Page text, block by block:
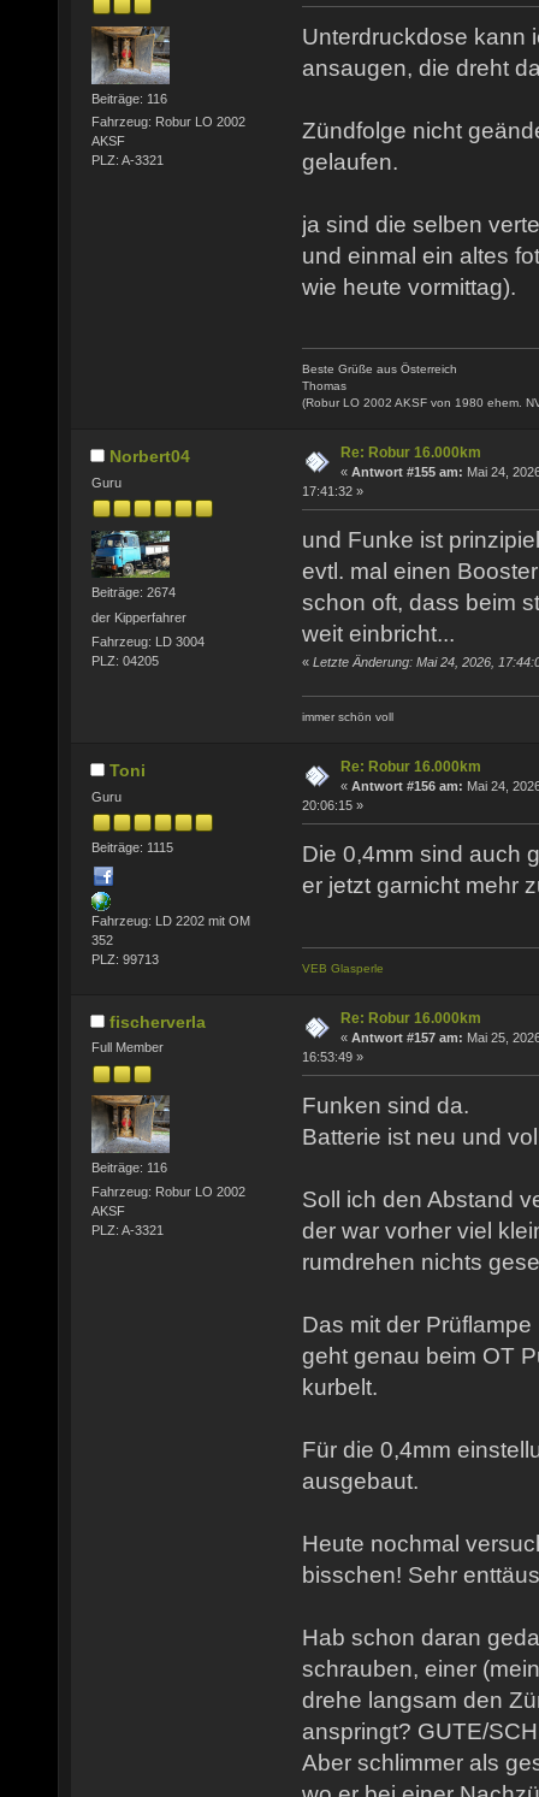
Beiträge: 116
Fahrzeug: Robur LO 2002
AKSF
PLZ: A-3321
Unterdruckdose kann
ansaugen, die dreht
Zündfolge nicht
gelaufen.
ja sind die selben
und einmal ein altes
wie heute vormittag).
Beste Grüße aus Österreich
Thomas
(Robur LO 2002 AKSF von 1980 ehem.
Norbert04
Guru
Beiträge: 2674
der Kipperfahrer
Fahrzeug: LD 3004
PLZ: 04205
Re: Robur 16.000km
« Antwort #155 am: Mai 24,
17:41:32 »
und Funke ist
evtl. mal einen
schon oft, dass beim
weit einbricht...
« Letzte Änderung: Mai 24, 2026,
immer schön voll
Toni
Guru
Beiträge: 1115
Fahrzeug: LD 2202 mit OM
352
PLZ: 99713
Re: Robur 16.000km
« Antwort #156 am: Mai 24,
20:06:15 »
Die 0,4mm sind auch
er jetzt garnicht mehr
VEB Glasperle
fischerverla
Full Member
Beiträge: 116
Fahrzeug: Robur LO 2002
AKSF
PLZ: A-3321
Re: Robur 16.000km
« Antwort #157 am: Mai 25,
16:53:49 »
Funken sind da.
Batterie ist neu und
Soll ich den Abstand
der war vorher viel
rumdrehen nichts
Das mit der
geht genau beim OT
kurbelt.
Für die 0,4mm
ausgebaut.
Heute nochmal
bisschen! Sehr
Hab schon daran
schrauben, einer
drehe langsam den
anspringt? GUTE/
Aber schlimmer als